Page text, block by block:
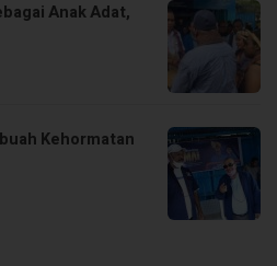
Anak Adat,
Kehormatan